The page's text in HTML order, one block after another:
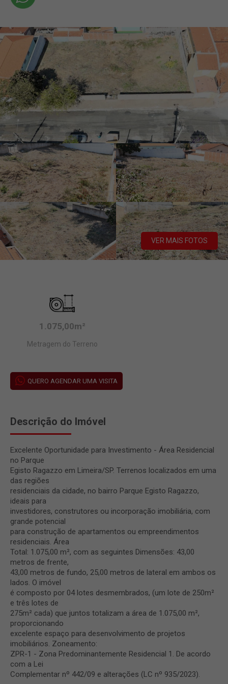
VER MAIS FOTOS
1.075,00m²
Metragem do Terreno
QUERO AGENDAR UMA VISITA
Descrição do Imóvel
Excelente Oportunidade para Investimento - Área Residencial
no Parque
Egisto Ragazzo em Limeira/SP. Terrenos localizados em uma
das regiões
residenciais da cidade, no bairro Parque Egisto Ragazzo,
ideais para
investidores, construtores ou incorporação imobiliária, com
grande potencial
para construção de apartamentos ou empreendimentos
residenciais. Área
Total: 1.075,00 m², com as seguintes Dimensões: 43,00
metros de frente,
43,00 metros de fundo, 25,00 metros de lateral em ambos os
lados. O imóvel
é composto por 04 lotes desmembrados, (um lote de 250m²
e três lotes de
275m² cada) que juntos totalizam a área de 1.075,00 m²,
proporcionando
excelente espaço para desenvolvimento de projetos
imobiliários. Zoneamento:
ZPR-1 - Zona Predominantemente Residencial 1. De acordo
com a Lei
Complementar nº 442/09 e alterações (LC nº 935/2023).